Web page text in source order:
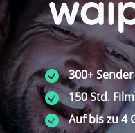
300+
150 Std.
Auf bis zu 4